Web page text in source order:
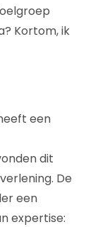
Kortom, ik
een
dit
De
een
expertise: